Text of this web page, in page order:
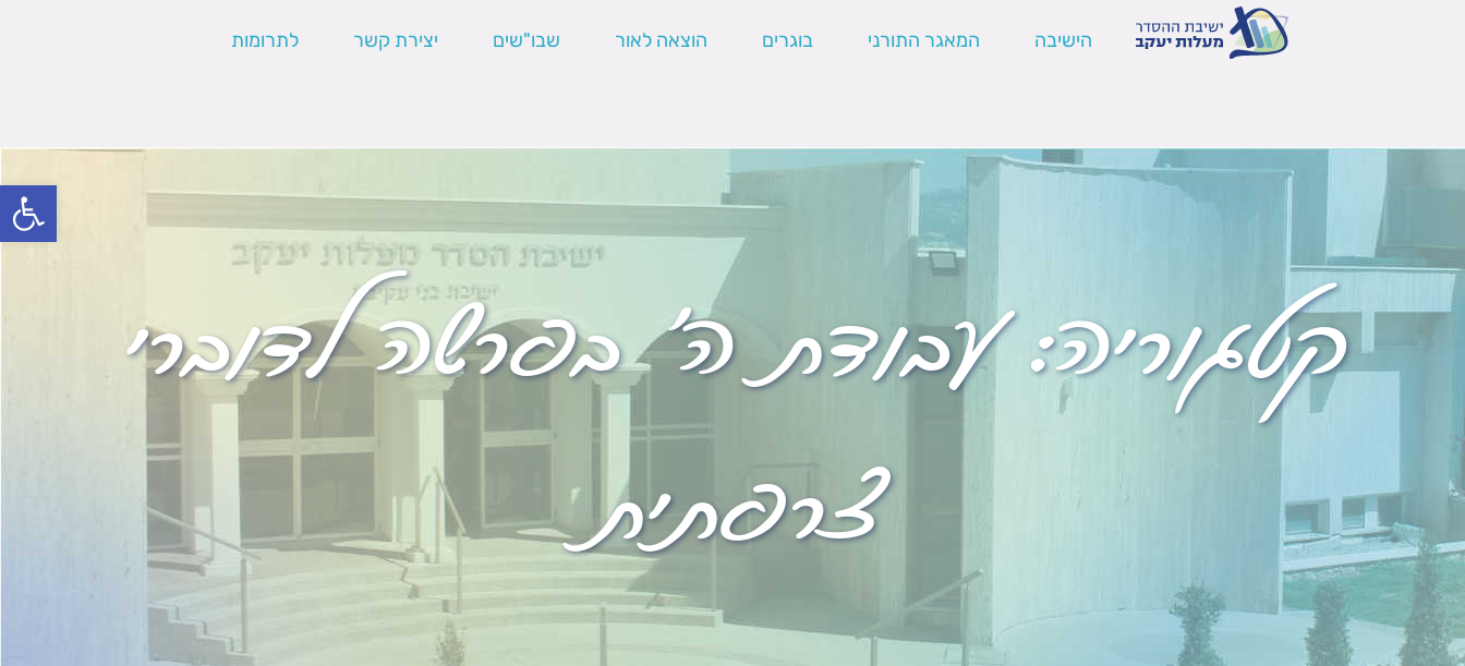
פתח
הישיבה המאגר התורני בוגרים הוצאה לאור שבו"שים יצירת קשר לתרומות
קטגוריה:עבודת ה' בפרשה לדוברי
צרפתית